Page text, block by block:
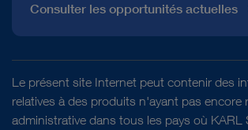
Consulter les opportunités actuelles
Le présent site Internet peut contenir des
relatives à des produits n'ayant pas encore
administrative dans tous les pays où KARL